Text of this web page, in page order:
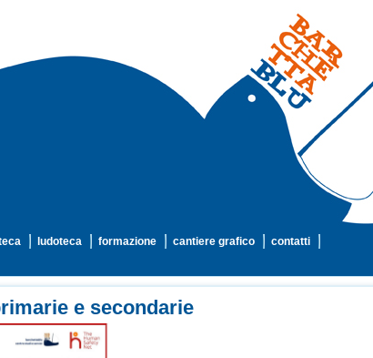
ludoteca formazione cantiere grafico contatti
e secondarie